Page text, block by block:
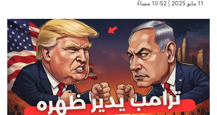
​11 مايو 2025 | 10:52 مساءً